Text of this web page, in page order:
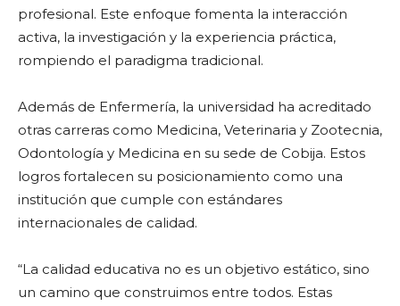
profesional. Este enfoque fomenta la interacción
activa, la investigación y la experiencia práctica,
rompiendo el paradigma tradicional.
Además de Enfermería, la universidad ha acreditado
otras carreras como Medicina, Veterinaria y Zootecnia,
Odontología y Medicina en su sede de Cobija. Estos
logros fortalecen su posicionamiento como una
institución que cumple con estándares
internacionales de calidad.
“La calidad educativa no es un objetivo estático, sino
un camino que construimos entre todos. Estas